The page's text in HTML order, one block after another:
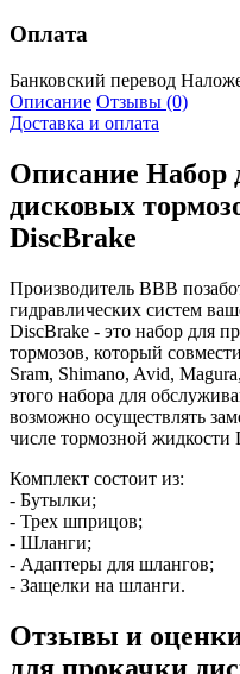
Оплата
Банковский перевод
Описание Отзывы (0)
Доставка и оплата
Описание Набор
дисковых
DiscBrake
Производитель BBB
гидравлических систем
DiscBrake - это набор для
тормозов, который
Sram, Shimano, Avid,
этого набора для
возможно осуществлять
числе тормозной жидкости
Комплект состоит из:
- Бутылки;
- Трех шприцов;
- Шланги;
- Адаптеры для шлангов;
- Защелки на шланги.
Отзывы и
для прокачки